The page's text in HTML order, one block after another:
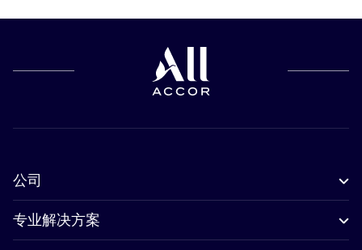
公司
专业解决方案